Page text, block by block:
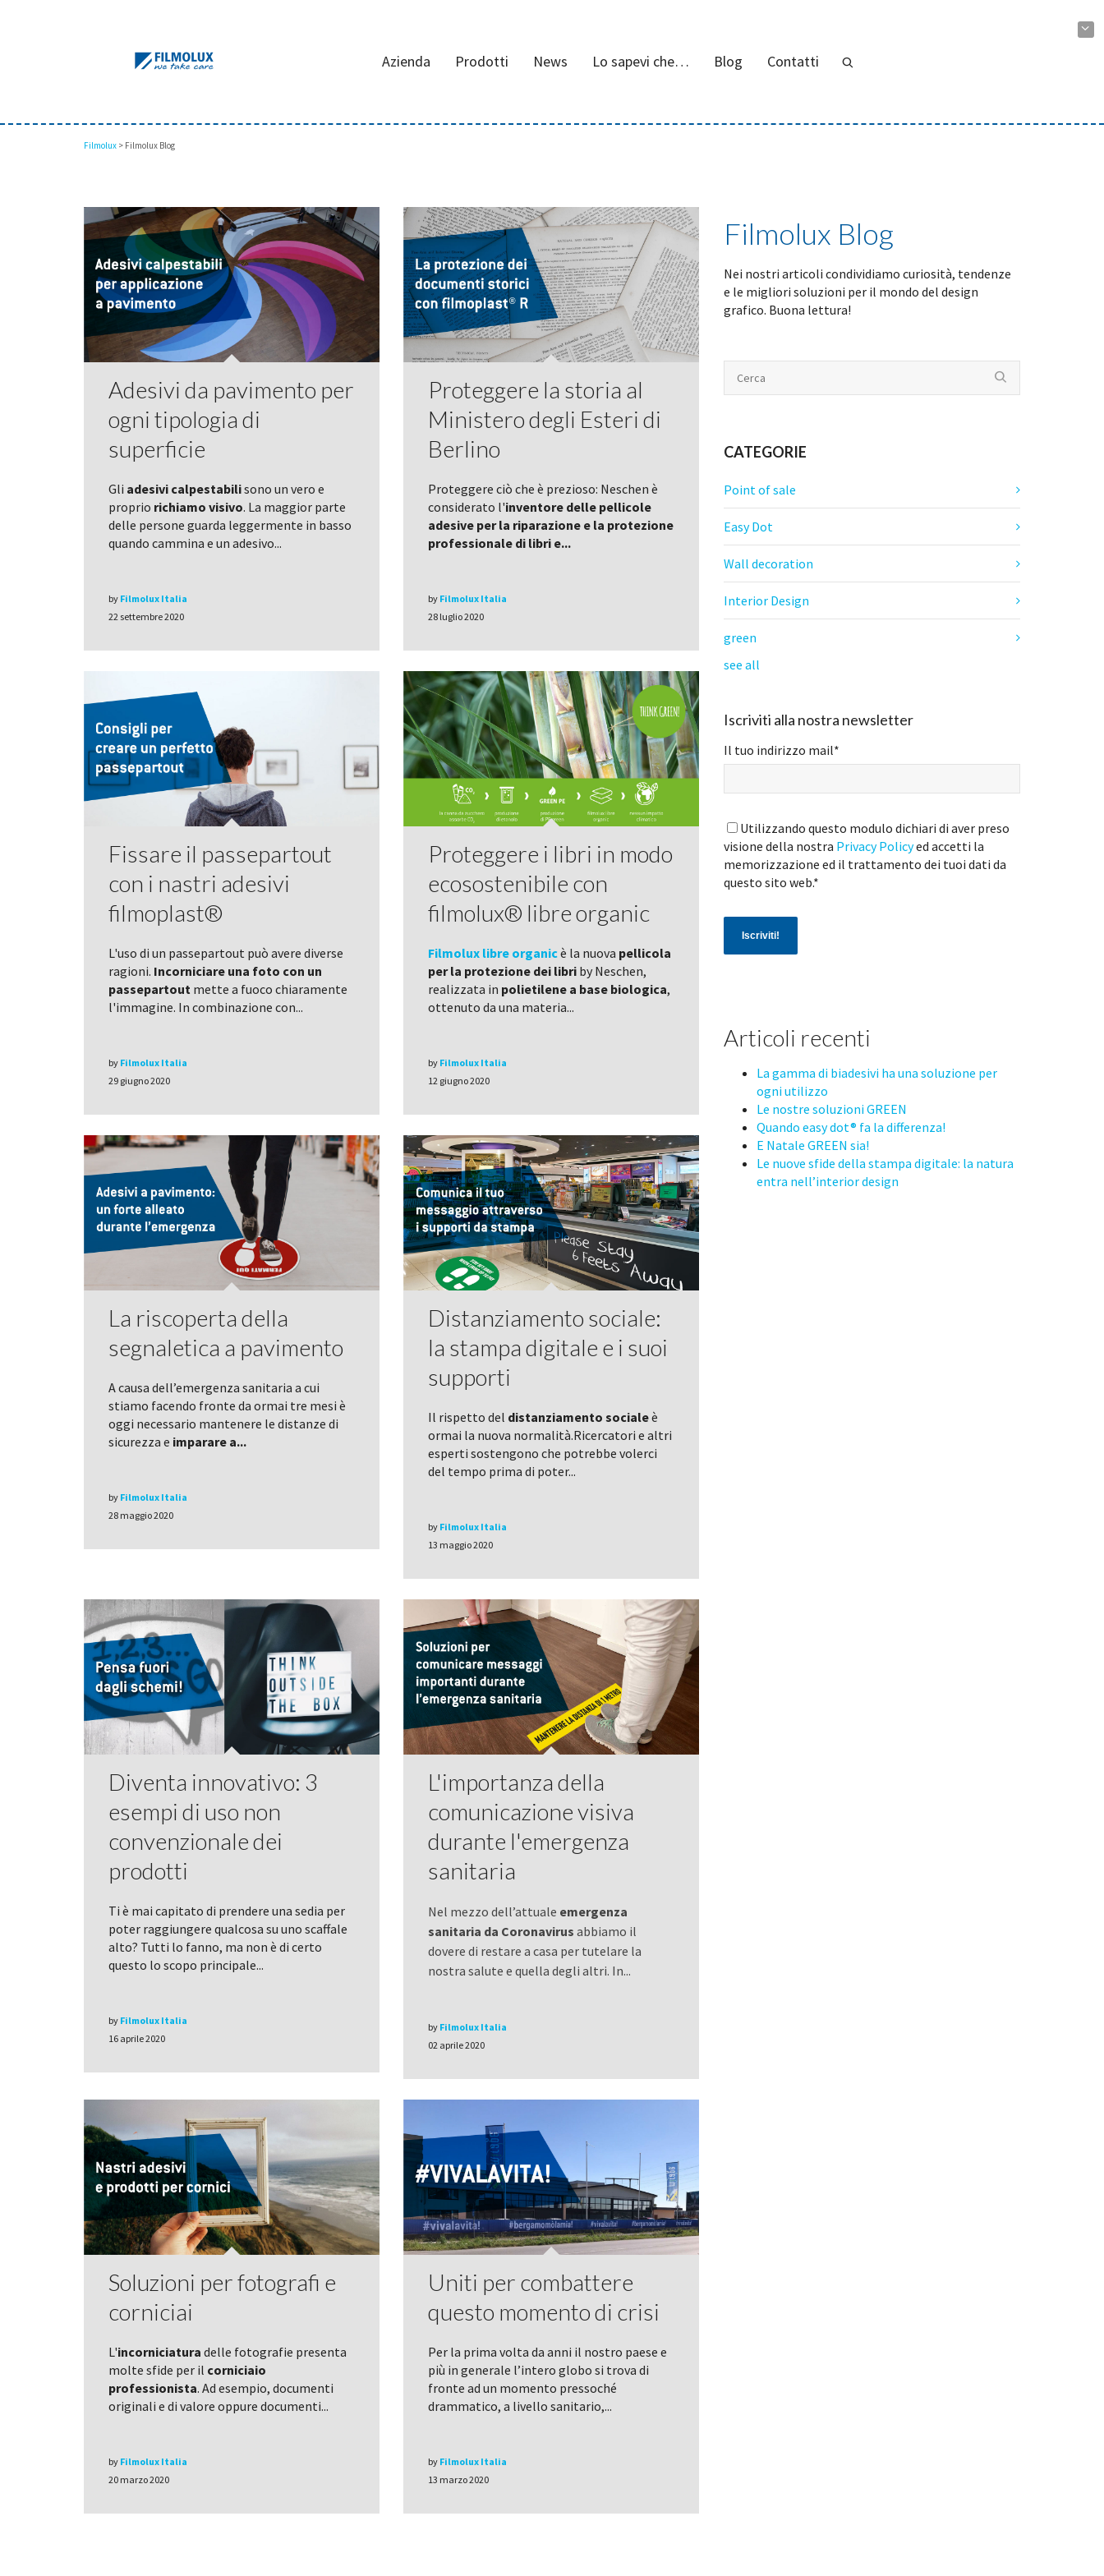
Azienda Prodotti News Lo sapevi che… Blog Contatti
Filmolux > Filmolux Blog
Adesivi da pavimento per
ogni tipologia di
superficie
Gli adesivi calpestabilisono un vero e
proprio richiamo visivo. La maggior parte
delle persone guarda leggermente in basso
quando cammina e un adesivo...
by Filmolux Italia
22 settembre 2020
Proteggere la storia al
Ministero degli Esteri di
Berlino
Proteggere ciò che è prezioso: Neschen è
considerato l'inventore delle pellicole
adesive per la riparazione e la protezione
professionale di libri e...
by Filmolux Italia
28 luglio 2020
Fissare il passepartout
con i nastri adesivi
filmoplast®
L'uso di un passepartout può avere diverse
ragioni. Incorniciare una foto con un
passepartout mette a fuoco chiaramente
l'immagine. In combinazione con...
by Filmolux Italia
29 giugno 2020
Proteggere i libri in modo
ecosostenibile con
filmolux® libre organic
Filmolux libre organicè la nuova pellicola
per la protezione dei libri by Neschen,
realizzata in polietilene a base biologica,
ottenuto da una materia...
by Filmolux Italia
12 giugno 2020
La riscoperta della
segnaletica a pavimento
A causa dell’emergenza sanitaria a cui
stiamo facendo fronte da ormai tre mesi è
oggi necessario mantenere le distanze di
sicurezza e imparare a...
by Filmolux Italia
28 maggio 2020
Distanziamento sociale:
la stampa digitale e i suoi
supporti
Il rispetto del distanziamento socialeè
ormai la nuova normalità.Ricercatori e altri
esperti sostengono che potrebbe volerci
del tempo prima di poter...
by Filmolux Italia
13 maggio 2020
Diventa innovativo: 3
esempi di uso non
convenzionale dei
prodotti
Ti è mai capitato di prendere una sedia per
poter raggiungere qualcosa su uno scaffale
alto? Tutti lo fanno, ma non è di certo
questo lo scopo principale...
by Filmolux Italia
16 aprile 2020
L'importanza della
comunicazione visiva
durante l'emergenza
sanitaria
Nel mezzo dell’attuale emergenza
sanitaria da Coronavirus abbiamo il
dovere di restare a casa per tutelare la
nostra salute e quella degli altri. In...
by Filmolux Italia
02 aprile 2020
Soluzioni per fotografi e
corniciai
L'incorniciatura delle fotografie presenta
molte sfide per il corniciaio
professionista. Ad esempio, documenti
originali e di valore oppure documenti...
by Filmolux Italia
20 marzo 2020
Uniti per combattere
questo momento di crisi
Per la prima volta da anni il nostro paese e
più in generale l’intero globo si trova di
fronte ad un momento pressoché
drammatico, a livello sanitario,...
by Filmolux Italia
13 marzo 2020
Filmolux Blog
Nei nostri articoli condividiamo curiosità, tendenze
e le migliori soluzioni per il mondo del design
grafico. Buona lettura!
CATEGORIE
Point of sale
Easy Dot
Wall decoration
Interior Design
green
see all
Iscriviti alla nostra newsletter
Il tuo indirizzo mail*
Utilizzando questo modulo dichiari di aver preso
visione della nostra Privacy Policyed accetti la
memorizzazione ed il trattamento dei tuoi dati da
questo sito web.*
Articoli recenti
La gamma di biadesivi ha una soluzione per
ogni utilizzo
Le nostre soluzioni GREEN
Quando easy dot® fa la differenza!
E Natale GREEN sia!
Le nuove sfide della stampa digitale: la natura
entra nell’interior design